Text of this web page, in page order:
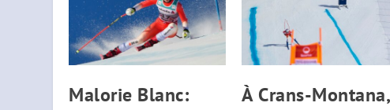
Malorie Blanc:
À Crans-Montana,